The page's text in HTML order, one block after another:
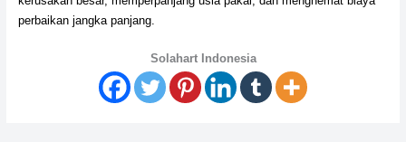
perbaikan jangka panjang.
Solahart Indonesia